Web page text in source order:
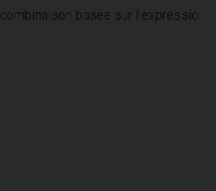
combinaison basée sur l'expression